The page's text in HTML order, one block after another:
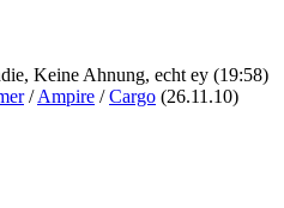
Keine Ahnung, echt ey (19:58)
/Ampire /Cargo (26.11.10)